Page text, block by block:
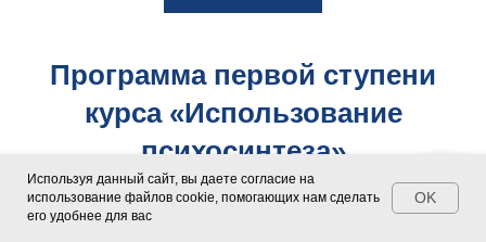
Программа первой ступени
курса «Использование
психосинтеза»
дает все необходимые техники и
Используя данный сайт, вы даете согласие на
использование файлов cookie, помогающих нам сделать
его удобнее для вас
OK